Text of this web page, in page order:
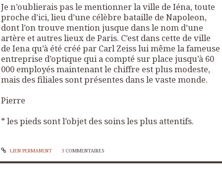
Je n’oublierais pas le mentionner la ville de Iéna, toute
proche d’ici, lieu d’une célèbre bataille de Napoleon,
dont l’on trouve mention jusque dans le nom d’une
artère et autres lieux de Paris. C’est dans cette de ville
de Iena qu’à été créé par Carl Zeiss lui même la fameuse
entreprise d’optique qui a compté sur place jusqu’à 60
000 employés maintenant le chiffre est plus modeste,
mais des filiales sont présentes dans le vaste monde.
Pierre
* les pieds sont l’objet des soins les plus attentifs.
LIEN PERMANENT 3 COMMENTAIRES